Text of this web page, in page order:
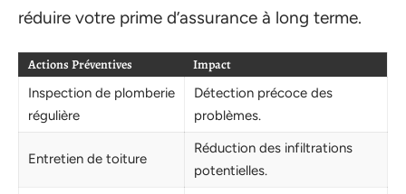
réduire votre prime d’assurance à long terme.
Actions Préventives Impact
Inspection de plomberie
régulière
Détection précoce des
problèmes.
Entretien de toiture
Réduction des infiltrations
potentielles.